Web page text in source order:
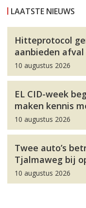
LAATSTE NIEUWS
Hitteprotocol
aanbieden afval
10 augustus 2026
EL CID-week
maken kennis
10 augustus 2026
Twee auto’s
Tjalmaweg bij
10 augustus 2026